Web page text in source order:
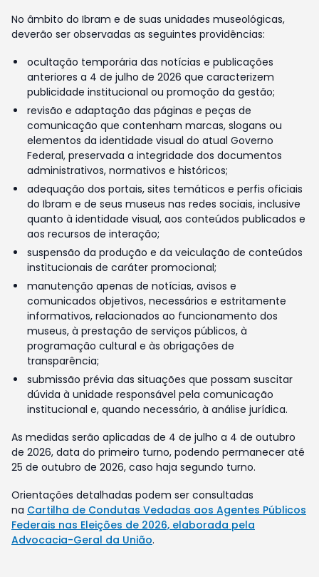
No âmbito do Ibram e de suas unidades museológicas,
deverão ser observadas as seguintes providências:
ocultação temporária das notícias e publicações
anteriores a 4 de julho de 2026 que caracterizem
publicidade institucional ou promoção da gestão;
revisão e adaptação das páginas e peças de
comunicação que contenham marcas, slogans ou
elementos da identidade visual do atual Governo
Federal, preservada a integridade dos documentos
administrativos, normativos e históricos;
adequação dos portais, sites temáticos e perfis oficiais
do Ibram e de seus museus nas redes sociais, inclusive
quanto à identidade visual, aos conteúdos publicados e
aos recursos de interação;
suspensão da produção e da veiculação de conteúdos
institucionais de caráter promocional;
manutenção apenas de notícias, avisos e
comunicados objetivos, necessários e estritamente
informativos, relacionados ao funcionamento dos
museus, à prestação de serviços públicos, à
programação cultural e às obrigações de
transparência;
submissão prévia das situações que possam suscitar
dúvida à unidade responsável pela comunicação
institucional e, quando necessário, à análise jurídica.
As medidas serão aplicadas de 4 de julho a 4 de outubro
de 2026, data do primeiro turno, podendo permanecer até
25 de outubro de 2026, caso haja segundo turno.
Orientações detalhadas podem ser consultadas
na Cartilha de Condutas Vedadas aos Agentes Públicos
Federais nas Eleições de 2026, elaborada pela
Advocacia-Geral da União.